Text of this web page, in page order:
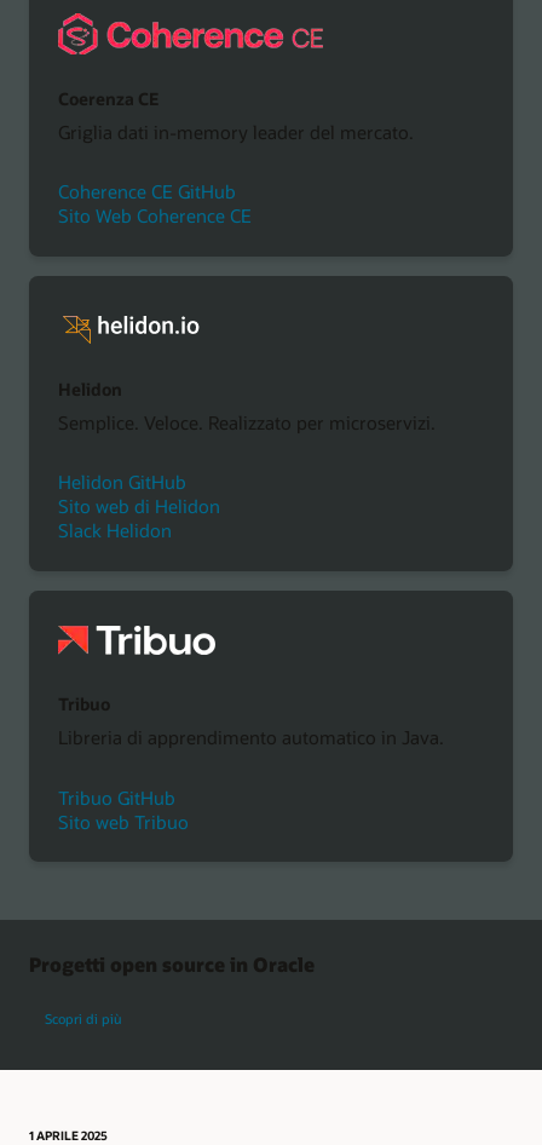
Coerenza CE
Griglia dati in-memory leader del mercato.
Coherence CE GitHub
Sito Web Coherence CE
Helidon
Semplice. Veloce. Realizzato per microservizi.
Helidon GitHub
Sito web di Helidon
Slack Helidon
Tribuo
Libreria di apprendimento automatico in Java.
Tribuo GitHub
Sito web Tribuo
Progetti open source in Oracle
Scopri di più
1 APRILE 2025